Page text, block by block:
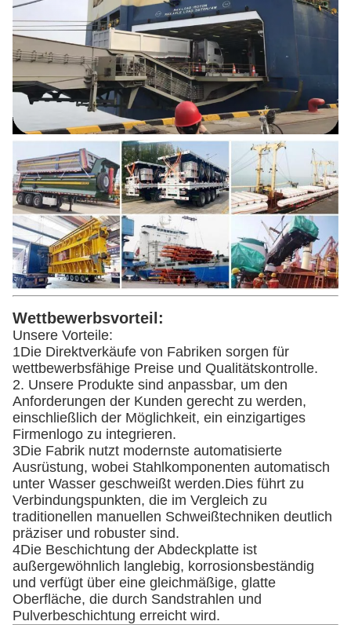
Wettbewerbsvorteil:
Unsere Vorteile:
1Die Direktverkäufe von Fabriken sorgen für
wettbewerbsfähige Preise und Qualitätskontrolle.
2. Unsere Produkte sind anpassbar, um den
Anforderungen der Kunden gerecht zu werden,
einschließlich der Möglichkeit, ein einzigartiges
Firmenlogo zu integrieren.
3Die Fabrik nutzt modernste automatisierte
Ausrüstung, wobei Stahlkomponenten automatisch
unter Wasser geschweißt werden.Dies führt zu
Verbindungspunkten, die im Vergleich zu
traditionellen manuellen Schweißtechniken deutlich
präziser und robuster sind.
4Die Beschichtung der Abdeckplatte ist
außergewöhnlich langlebig, korrosionsbeständig
und verfügt über eine gleichmäßige, glatte
Oberfläche, die durch Sandstrahlen und
Pulverbeschichtung erreicht wird.